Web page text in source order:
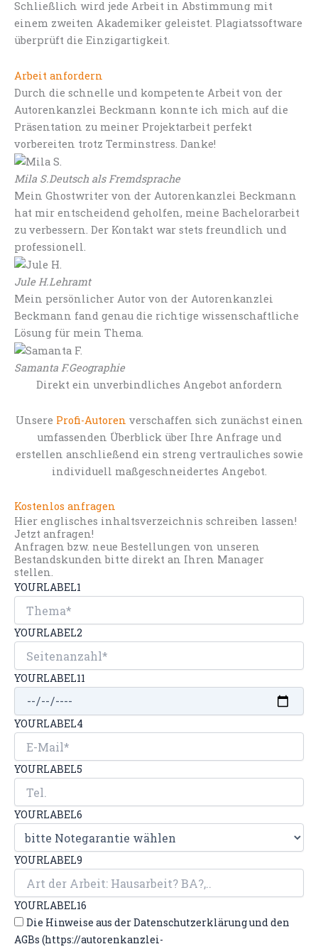
Schließlich wird jede Arbeit in Abstimmung mit
einem zweiten Akademiker geleistet. Plagiatssoftware
überprüft die Einzigartigkeit.
Arbeit anfordern
Durch die schnelle und kompetente Arbeit von der
Autorenkanzlei Beckmann konnte ich mich auf die
Präsentation zu meiner Projektarbeit perfekt
vorbereiten trotz Terminstress. Danke!
Mila S.Deutsch als Fremdsprache
Mein Ghostwriter von der Autorenkanzlei Beckmann
hat mir entscheidend geholfen, meine Bachelorarbeit
zu verbessern. Der Kontakt war stets freundlich und
professionell.
Jule H.Lehramt
Mein persönlicher Autor von der Autorenkanzlei
Beckmann fand genau die richtige wissenschaftliche
Lösung für mein Thema.
Samanta F.Geographie
Direkt ein unverbindliches Angebot anfordern
Unsere Profi-Autoren verschaffen sich zunächst einen
umfassenden Überblick über Ihre Anfrage und
erstellen anschließend ein streng vertrauliches sowie
individuell maßgeschneidertes Angebot.
Kostenlos anfragen
Hier englisches inhaltsverzeichnis schreiben lassen!
Jetzt anfragen!
Anfragen bzw. neue Bestellungen von unseren
Bestandskunden bitte direkt an Ihren Manager
stellen.
YOURLABEL1
YOURLABEL2
YOURLABEL11
YOURLABEL4
YOURLABEL5
YOURLABEL6
YOURLABEL9
YOURLABEL16
Die Hinweise aus der Datenschutzerklärung und den
AGBs (https://autorenkanzlei-